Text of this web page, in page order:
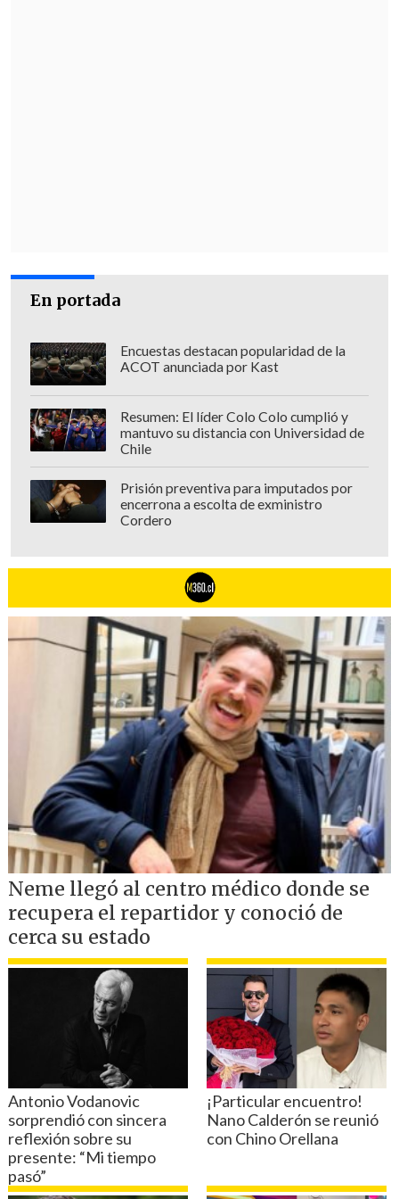
En portada
Encuestas destacan popularidad de la
ACOT anunciada por Kast
Resumen: El líder Colo Colo cumplió y
mantuvo su distancia con Universidad de
Chile
Prisión preventiva para imputados por
encerrona a escolta de exministro
Cordero